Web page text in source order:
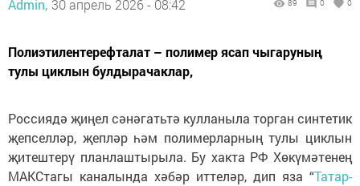
Admin, 30 апрель 2026 - 08:42 89 0 0
Полиэтилентерефталат – полимер ясап чыгаруның
тулы циклын булдырачаклар,
Россиядә җиңел сәнәгатьтә кулланыла торган синтетик
җепселләр, җепләр һәм полимерларның тулы циклын
җитештерү планлаштырыла. Бу хакта РФ Хөкүмәтенең
МАКСтагы каналында хәбәр иттеләр, дип яза “Татар-